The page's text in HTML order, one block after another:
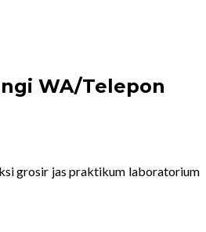
WA/Telepon
grosir jas praktikum laboratorium